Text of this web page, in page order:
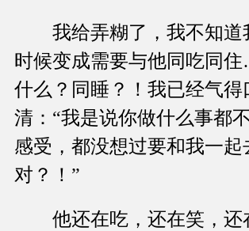
我给弄糊了，我不知道
时候变成需要与他同吃同
什么？同睡？！我已经气得
清：“我是说你做什么事都
感受，都没想过要和我一起
对？！”
他还在吃，还在笑，还